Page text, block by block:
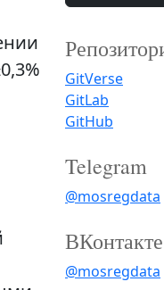
GitVerse
GitLab
GitHub
Telegram
@mosregdata
ВКонтакте
@mosregdata